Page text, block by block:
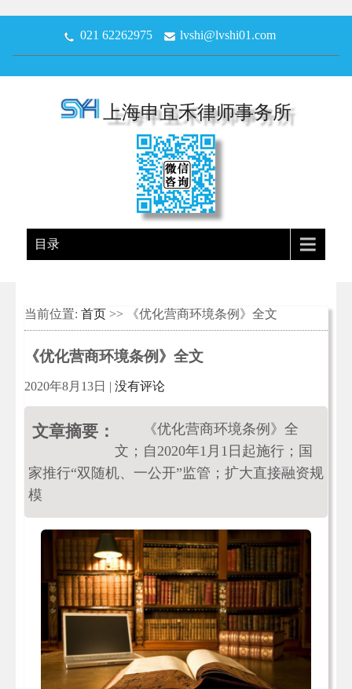
021 62262975 lvshi@lvshi01.com
上海申宜禾律师事务所
目录
当前位置: 首页 >> 《优化营商环境条例》全文
《优化营商环境条例》全文
2020年8月13日 | 没有评论
文章摘要：
《优化营商环境条例》全
文；自2020年1月1日起施行；国
家推行“双随机、一公开”监管；扩大直接融资规
模